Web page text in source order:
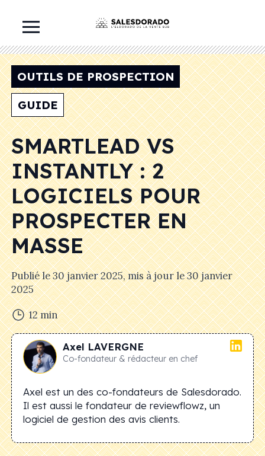
OUTILS DE PROSPECTION
GUIDE
SMARTLEAD VS
INSTANTLY : 2
LOGICIELS POUR
PROSPECTER EN
MASSE
Publié le30 janvier 2025, mis à jour le30 janvier
2025
12 min
Axel LAVERGNE
Co-fondateur & rédacteur en chef
Axel est un des co-fondateurs de Salesdorado.
Il est aussi le fondateur de reviewflowz, un
logiciel de gestion des avis clients.